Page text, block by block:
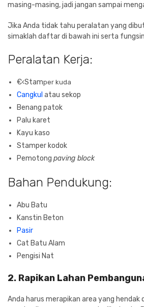
masing-masing, jadi jangan sampai
Jika Anda tidak tahu peralatan yang
simaklah daftar di bawah ini serta
Peralatan Kerja:
€‹Stamper kuda
Cangkul atau sekop
Benang patok
Palu karet
Kayu kaso
Stamper kodok
Pemotong paving block
Bahan Pendukung:
Abu Batu
Kanstin Beton
Pasir
Cat Batu Alam
Pengisi Nat
2. Rapikan Lahan
Anda harus merapikan area yang hendak